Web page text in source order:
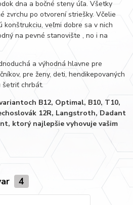
dna a bočné steny úľa. Všetky
zvrchu po otvorení striešky. Včelie
konštrukciu, veľmi dobre sa v nich
na pevné stanovište , no i na
a výhodná hlavne pre
pre ženy, deti, hendikepovaných
šetriť chrbát.
B12, Optimal, B10, T10,
12R, Langstroth, Dadant
ktorý najlepšie vyhovuje vašim
4